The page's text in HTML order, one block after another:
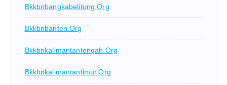
Bkkbnbangkabelitung.org
Bkkbnbanten.org
Bkkbnkalimantantengah.org
Bkkbnkalimantantimur.org